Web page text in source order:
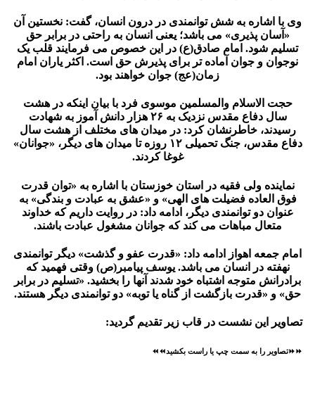
وی با اشاره به شش توانمندی در درون انسان، گفت: نخستین آن
«آسان پذیری» می باشد؛ یعنی انسان به راحتی در برابر حق
تسلیم شود. امام صادق(ع) در این خصوص می فرمایند قلب یک
نوجوان و جوان آماده تر برای پذیرش حق است. اکثر یاران امام
زمان(عج) جوان خواهند بود.
حجت الاسلام والمسلمین موسوی فرد با بیان اینکه در هشت
سال دفاع مقدس نزدیک به ۲۶ هزار دانش آموز به شهادت
رسیدند، خاطرنشان کرد: در میدان های مختلف از هشت سال
دفاع مقدس، جنگ تحمیلی ۱۲ روزه تا میدان های دیگر، «جوانان»
غوغا کردند.
نماینده ولی فقیه در استان خوزستان با اشاره به «توان قدرت
فوق العاده فضیلت های الهی» و «عشق به عبادت و بندگی» به
عنوان دو توانمندی دیگر، ادامه داد: در روایت داریم که خداوند
متعال مباهات می کند که جوانان مشغول عبادت باشند.
امام جمعه اهواز ادامه داد: «قدرت عفو و گذشت» دیگر توانمندی
نهفته در انسان می باشد. یوسف پیامبر(ص) وقتی فهمید که
برادرانش متوجه اشتباه خود شدند آنها را بخشید. «تسلیم در برابر
حق» و «قدرت بازگشت از گناه یا توبه» دو توانمندی دیگر هستند.
تصاویر این نشست در قاب زیر تقدیم گردید:
⏩⏩تصاویر را به سمت چپ یا راست بکشید⏪⏪